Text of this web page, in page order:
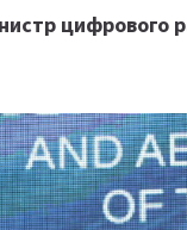
цифрового